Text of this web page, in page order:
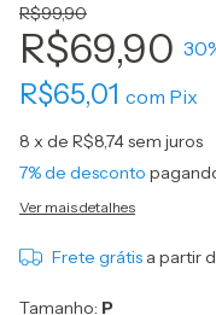
R$99,90
R$69,90 30
R$65,01 com Pix
8 x de R$8,74sem juros
7% de desconto
Ver mais detalhes
Frete grátis a partir
Tamanho: P